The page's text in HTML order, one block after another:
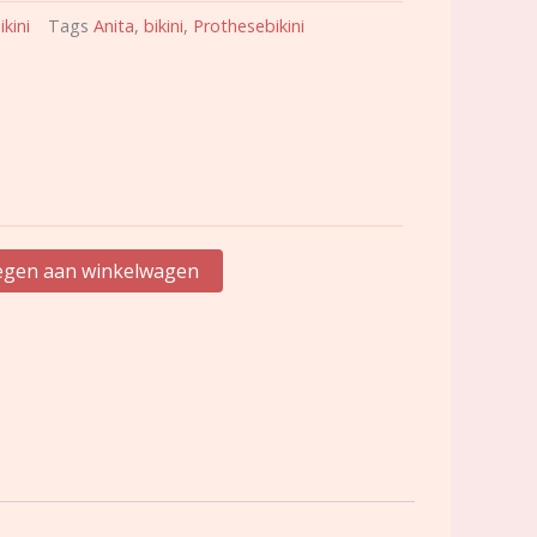
Tags Anita, bikini, Prothesebikini
aan winkelwagen